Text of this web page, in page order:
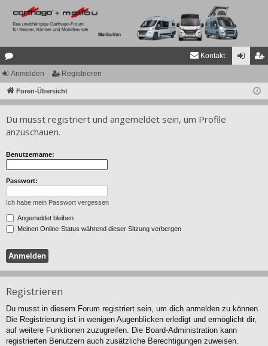
or
en
Kontakt
ist
Anmelden Registrieren
Foren-Übersicht
Du musst registriert und angemeldet sein, um Profile
anzuschauen.
Benutzername:
Passwort:
Ich habe mein Passwort vergessen
Angemeldet bleiben
Meinen Online-Status während dieser Sitzung verbergen
Registrieren
Du musst in diesem Forum registriert sein, um dich anmelden zu können.
Die Registrierung ist in wenigen Augenblicken erledigt und ermöglicht dir,
auf weitere Funktionen zuzugreifen. Die Board-Administration kann
registrierten Benutzern auch zusätzliche Berechtigungen zuweisen.